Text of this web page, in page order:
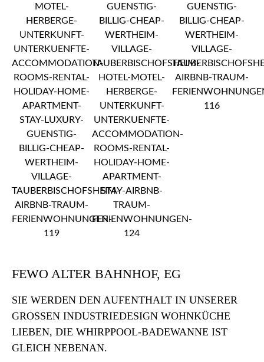
FEWO ALTER BAHNHOF, EG
SIE WERDEN DEN AUFENTHALT IN UNSERER
GROSSEN INDUSTRIEDESIGN WOHNKÜCHE L
IEBEN, DIE WHIRPPOOL-BADEWANNE IST G
LEICH NEBENAN.